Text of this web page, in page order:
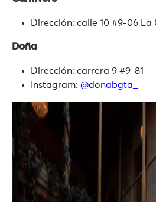
Dirección: calle 10 #9-06 La
Doña
Dirección: carrera 9 #9-81
Instagram: @donabgta_